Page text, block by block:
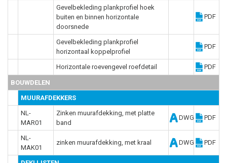
Gevelbekleding plankprofiel hoek
buiten en binnen horizontale
doorsnede
PDF
Gevelbekleding plankprofiel
horizontaal koppelprofiel
PDF
Horizontale roevengevel roefdetail PDF
BOUWDELEN
MUURAFDEKKERS
NL-
MAR01
Zinken muurafdekking, met platte
band
DWG PDF
NL-
MAK01
zinken muurafdekking, met kraal DWG PDF